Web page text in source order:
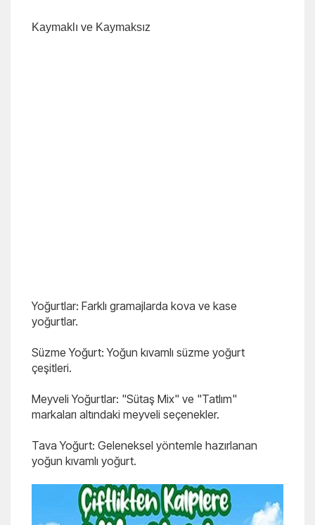
Kaymaklı ve Kaymaksız
Yoğurtlar: Farklı gramajlarda kova ve kase
yoğurtlar.
Süzme Yoğurt: Yoğun kıvamlı süzme yoğurt
çeşitleri.
Meyveli Yoğurtlar: "Sütaş Mix" ve "Tatlım"
markaları altındaki meyveli seçenekler.
Tava Yoğurt: Geleneksel yöntemle hazırlanan
yoğun kıvamlı yoğurt.